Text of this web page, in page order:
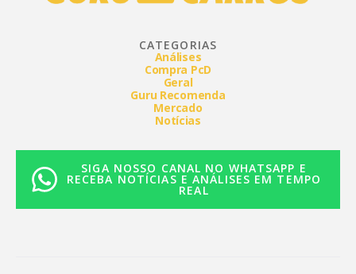
CATEGORIAS
Análises
Compra PcD
Geral
Guru Recomenda
Mercado
Notícias
SIGA NOSSO CANAL NO WHATSAPP E
RECEBA NOTÍCIAS E ANÁLISES EM TEMPO
REAL